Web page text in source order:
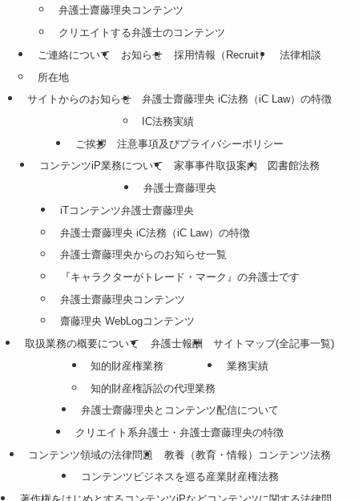
弁護士齋藤理央コンテンツ
クリエイトする弁護士のコンテンツ
ご連絡について
所在地
お知らせ 採用情報（Recruit） 法律相談
サイトからのお知らせ
弁護士齋藤理央 iC法務（iC Law）の特徴
IC法務実績
ご挨拶
注意事項及びプライバシーポリシー
コンテンツiP業務について
家事事件取扱案内
図書館法務
弁護士齋藤理央
iTコンテンツ弁護士齋藤理央
弁護士齋藤理央 iC法務（iC Law）の特徴
弁護士齋藤理央からのお知らせ一覧
『キャラクターがトレード・マーク』の弁護士です
弁護士齋藤理央コンテンツ
齋藤理央 WebLogコンテンツ
取扱業務の概要について
弁護士報酬
サイトマップ(全記事一覧)
知的財産権業務
知的財産権訴訟の代理業務
業務実績
弁護士齋藤理央とコンテンツ配信について
クリエイト系弁護士・弁護士齋藤理央の特徴
コンテンツ領域の法律問題
教養（教育・情報）コンテンツ法務
コンテンツビジネスを巡る産業財産権法務